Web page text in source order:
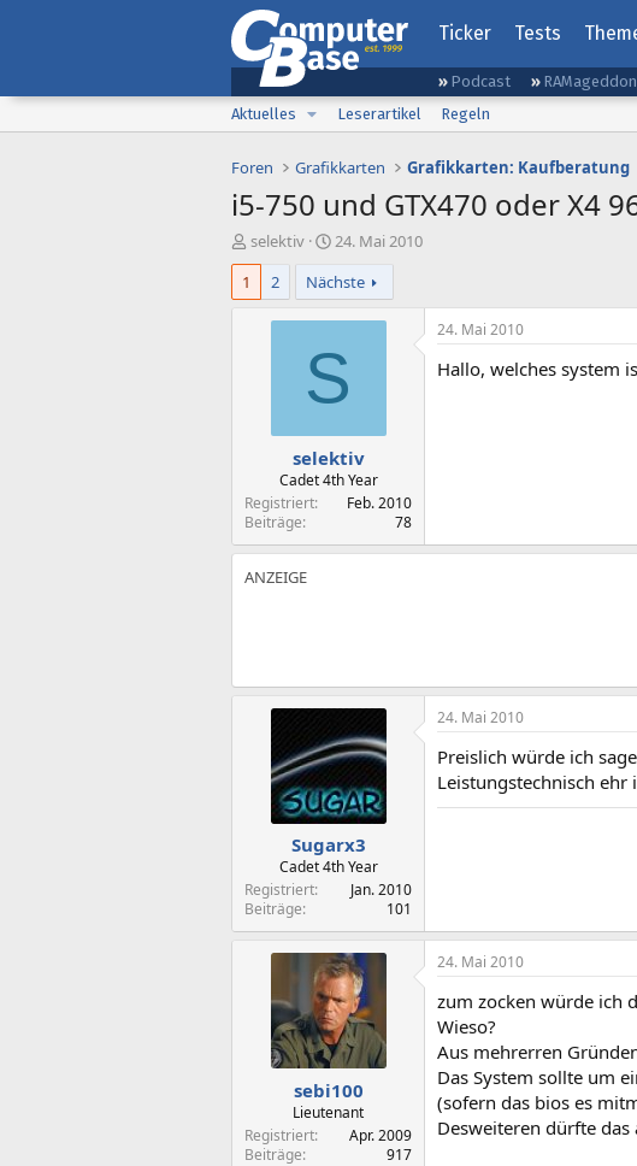
Ticker Tests
Podcast RAMageddon
Aktuelles
Leserartikel Regeln
Foren Grafikkarten Grafikkarten: Kaufberatung
i5-750 und GTX470 oder X4
E
r
t
selektiv
E
r
s
t
e
l
t
m
24. Mai 2010
1
2 Nächste
S
selektiv
Cadet 4th Year
Registriert
Feb. 2010
Beiträge
78
24. Mai 2010
Hallo, welches system
Sugarx3
Cadet 4th Year
Registriert
Jan. 2010
Beiträge
101
24. Mai 2010
Preislich würde ich
Leistungstechnisch ehr
sebi100
Lieutenant
Registriert
Apr. 2009
Beiträge
917
24. Mai 2010
zum zocken würde ich
Wieso?
Aus mehrerren
Das System sollte um
(sofern das bios es
Desweiteren dürfte